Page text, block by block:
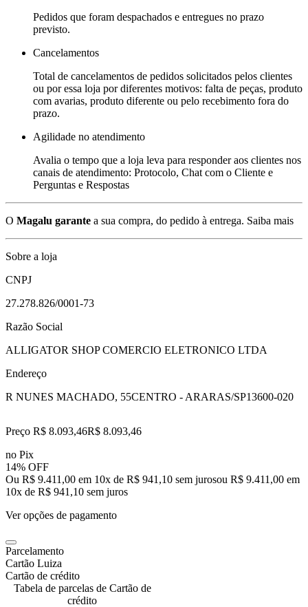
Pedidos que foram despachados e entregues no prazo
previsto.
Cancelamentos
Total de cancelamentos de pedidos solicitados pelos clientes
ou por essa loja por diferentes motivos: falta de peças, produto
com avarias, produto diferente ou pelo recebimento fora do
prazo.
Agilidade no atendimento
Avalia o tempo que a loja leva para responder aos clientes nos
canais de atendimento: Protocolo, Chat com o Cliente e
Perguntas e Respostas
O Magalu garante a sua compra, do pedido à entrega. Saiba mais
Sobre a loja
CNPJ
27.278.826/0001-73
Razão Social
ALLIGATOR SHOP COMERCIO ELETRONICO LTDA
Endereço
R NUNES MACHADO, 55CENTRO - ARARAS/SP13600-020
Preço R$ 8.093,46R$ 8.093,46
no Pix
14% OFF
Ou R$ 9.411,00 em 10x de R$ 941,10 sem jurosou R$ 9.411,00 em
10x de R$ 941,10 sem juros
Ver opções de pagamento
Parcelamento
Cartão Luiza
Cartão de crédito
Tabela de parcelas de Cartão de
crédito